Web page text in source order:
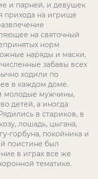
и парней, и девушек
прихода на игрище
на святочный
норм
наряды и маски,
забавы всех
ходили по
в каждом доме.
молодые мужчины,
детей, а иногда
в стариков, в
лошадь, цыгана,
горбуна, покойника и
поистине был
в играх все же
тематике.